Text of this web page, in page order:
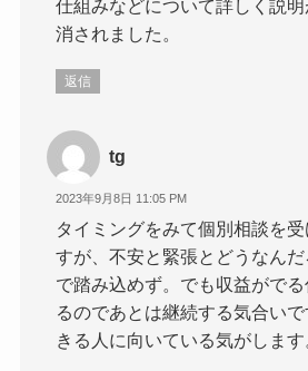
仕組みなどについて詳しく説
消されました。
返信
tg
2023年9月8日 11:05 PM
タイミングをみて個別相談を
すが、不安と緊張とどうなん
で踏み込めず。でも収益がで
るのであとは継続する気合い
きる人に向いている気がします